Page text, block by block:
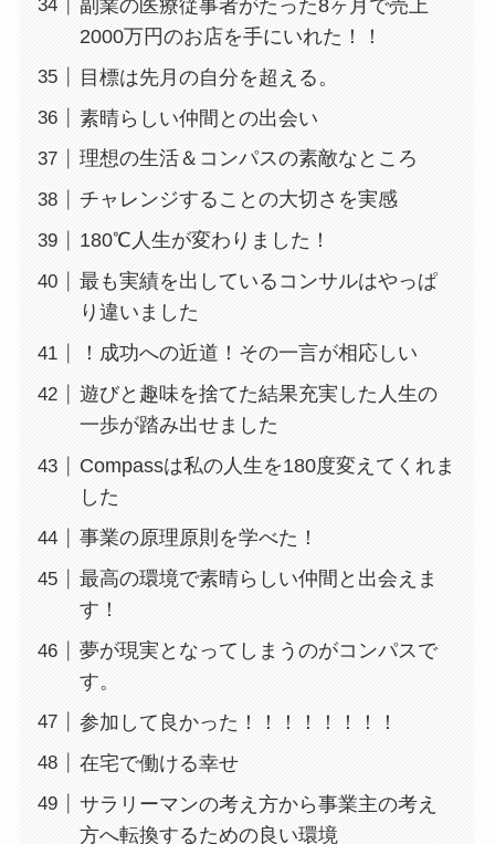
副業の医療従事者がたった8ヶ月で売上
2000万円のお店を手にいれた！！
目標は先月の自分を超える。
素晴らしい仲間との出会い
理想の生活＆コンパスの素敵なところ
チャレンジすることの大切さを実感
180℃人生が変わりました！
最も実績を出しているコンサルはやっぱ
り違いました
！成功への近道！その一言が相応しい
遊びと趣味を捨てた結果充実した人生の
一歩が踏み出せました
Compassは私の人生を180度変えてくれま
した
事業の原理原則を学べた！
最高の環境で素晴らしい仲間と出会えま
す！
夢が現実となってしまうのがコンパスで
す。
参加して良かった！！！！！！！！
在宅で働ける幸せ
サラリーマンの考え方から事業主の考え
方へ転換するための良い環境